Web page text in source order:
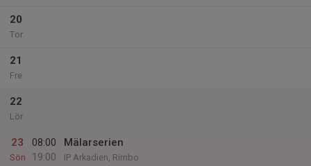
20
Tor
21
Fre
22
Lör
23
Sön
08:00
19:00
Mälarserien
IP Arkadien, Rimbo